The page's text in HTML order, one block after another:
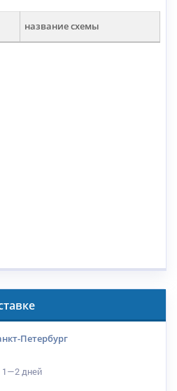
название схемы
Петербург
1—2 дней